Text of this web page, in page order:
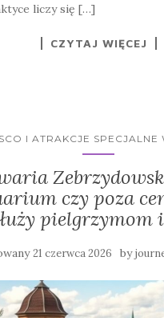
liczy się […]
CZYTAJ WIĘCEJ
I ATRAKCJE SPECJALNE
czy poza
pielgrzymom
21 czerwca 2026 by